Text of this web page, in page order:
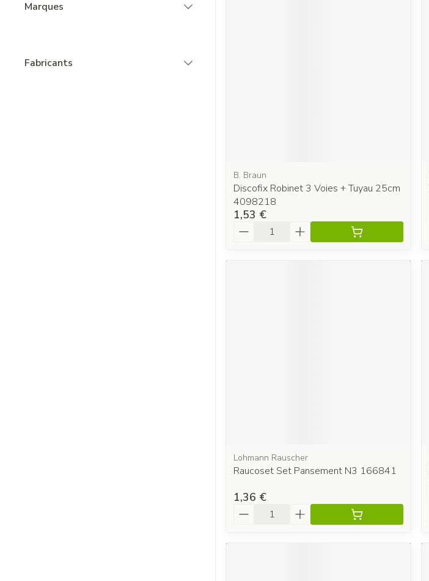
Marques
Fabricants
B. Braun
Discofix Robinet 3 Voies + Tuyau 25cm
4098218
1,53 €
Quantité
Lohmann Rauscher
Raucoset Set Pansement N3 166841
1,36 €
Quantité